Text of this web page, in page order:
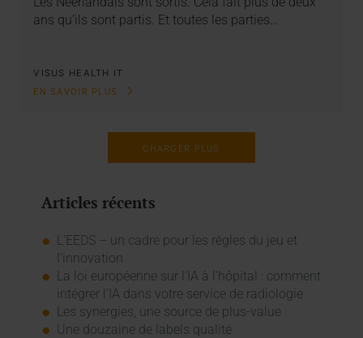
ans qu’ils sont partis. Et toutes les parties…
VISUS HEALTH IT
EN SAVOIR PLUS
CHARGER PLUS
Articles récents
L’EEDS – un cadre pour les règles du jeu et
l’innovation
La loi européenne sur l'IA à l'hôpital : comment
intégrer l'IA dans votre service de radiologie
Les synergies, une source de plus-value
Une douzaine de labels qualité